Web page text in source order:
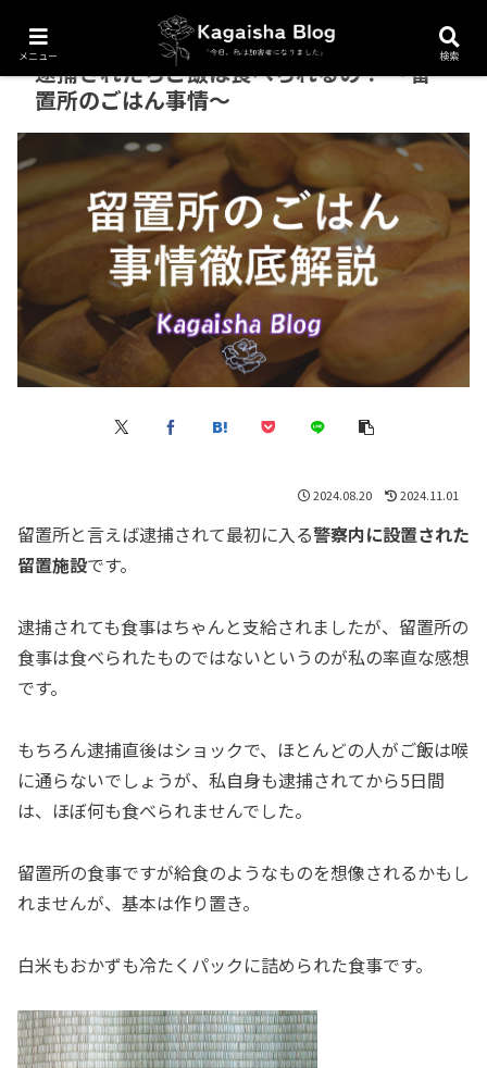
逮捕されたらご飯は食べられるの？ ～留
置所のごはん事情～
2024.08.20 2024.11.01
留置所と言えば逮捕されて最初に入る警察内に設置された
留置施設です。
逮捕されても食事はちゃんと支給されましたが、留置所の
食事は食べられたものではないというのが私の率直な感想
です。
もちろん逮捕直後はショックで、ほとんどの人がご飯は喉
に通らないでしょうが、私自身も逮捕されてから5日間
は、ほぼ何も食べられませんでした。
留置所の食事ですが給食のようなものを想像されるかもし
れませんが、基本は作り置き。
白米もおかずも冷たくパックに詰められた食事です。
メニュー 検索